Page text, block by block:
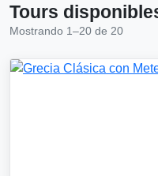
Tours
Mostrando 1–20 de 20